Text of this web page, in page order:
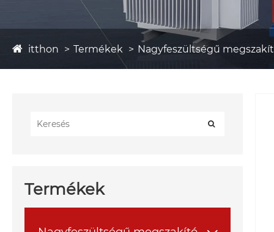
itthon Termékek Nagyfeszültségű
Termékek